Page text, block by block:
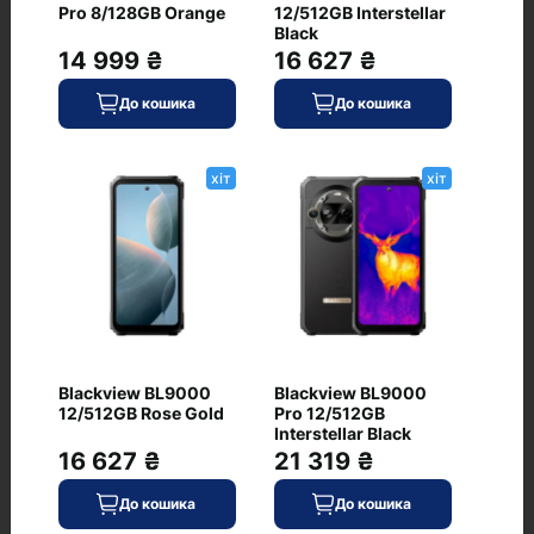
першим, залиште свій відгук.
Питання та відповіді
+ Додати питання
Немає питань про даний товар, станьте
першим і задайте своє питання.
Pro 8/128GB Orange
14 999 ₴
До кошика
12/512GB Interstellar
Black
16 627 ₴
До кошика
хіт
Blackview BL9000
12/512GB Rose Gold
16 627 ₴
До кошика
хіт
Blackview BL9000
Pro 12/512GB
Interstellar Black
21 319 ₴
До кошика